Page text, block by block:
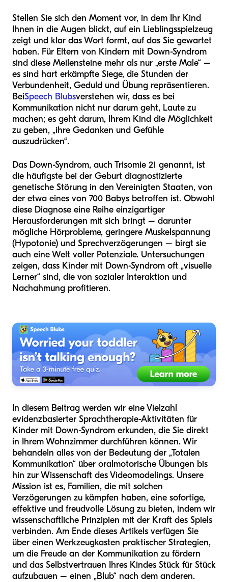
Stellen Sie sich den Moment vor, in dem Ihr Kind
Ihnen in die Augen blickt, auf ein Lieblingsspielzeug
zeigt und klar das Wort formt, auf das Sie gewartet
haben. Für Eltern von Kindern mit Down-Syndrom
sind diese Meilensteine mehr als nur „erste Male“ –
es sind hart erkämpfte Siege, die Stunden der
Verbundenheit, Geduld und Übung repräsentieren.
BeiSpeech Blubsverstehen wir, dass es bei
Kommunikation nicht nur darum geht, Laute zu
machen; es geht darum, Ihrem Kind die Möglichkeit
zu geben, „ihre Gedanken und Gefühle
auszudrücken“.
Das Down-Syndrom, auch Trisomie 21 genannt, ist
die häufigste bei der Geburt diagnostizierte
genetische Störung in den Vereinigten Staaten, von
der etwa eines von 700 Babys betroffen ist. Obwohl
diese Diagnose eine Reihe einzigartiger
Herausforderungen mit sich bringt – darunter
mögliche Hörprobleme, geringere Muskelspannung
(Hypotonie) und Sprechverzögerungen – birgt sie
auch eine Welt voller Potenziale. Untersuchungen
zeigen, dass Kinder mit Down-Syndrom oft „visuelle
Lerner“ sind, die von sozialer Interaktion und
Nachahmung profitieren.
In diesem Beitrag werden wir eine Vielzahl
evidenzbasierter Sprachtherapie-Aktivitäten für
Kinder mit Down-Syndrom erkunden, die Sie direkt
in Ihrem Wohnzimmer durchführen können. Wir
behandeln alles von der Bedeutung der „Totalen
Kommunikation“ über oralmotorische Übungen bis
hin zur Wissenschaft des Videomodelings. Unsere
Mission ist es, Familien, die mit solchen
Verzögerungen zu kämpfen haben, eine sofortige,
effektive und freudvolle Lösung zu bieten, indem wir
wissenschaftliche Prinzipien mit der Kraft des Spiels
verbinden. Am Ende dieses Artikels verfügen Sie
über einen Werkzeugkasten praktischer Strategien,
um die Freude an der Kommunikation zu fördern
und das Selbstvertrauen Ihres Kindes Stück für Stück
aufzubauen – einen „Blub“ nach dem anderen.